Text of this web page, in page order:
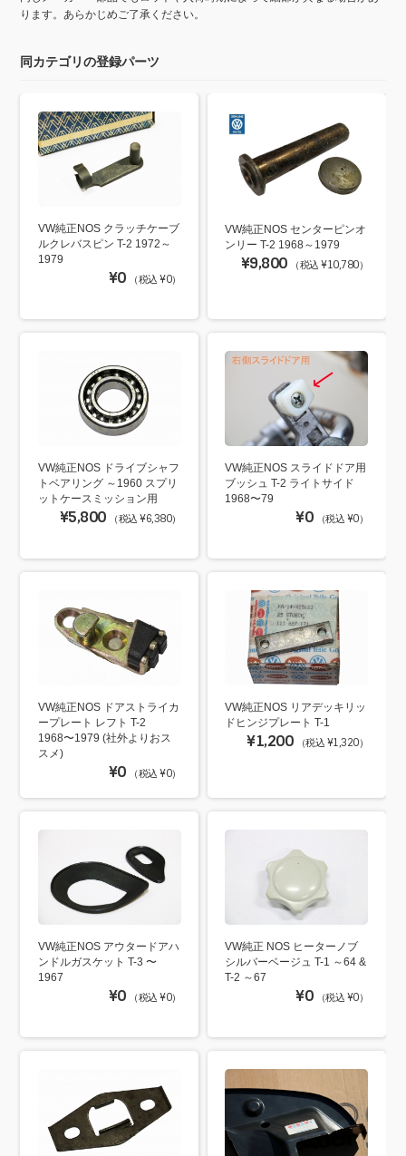
ります。あらかじめご了承ください。
同カテゴリの登録パーツ
VW純正NOS クラッチケーブ
ルクレバスピン T-2 1972～
1979
¥0 （税込 ¥0）
VW純正NOS センターピンオ
ンリー T-2 1968～1979
¥9,800 （税込 ¥10,780）
VW純正NOS ドライブシャフ
トベアリング ～1960 スプリ
ットケースミッション用
¥5,800 （税込 ¥6,380）
VW純正NOS スライドドア用
ブッシュ T-2 ライトサイド
1968〜79
¥0 （税込 ¥0）
VW純正NOS ドアストライカ
ープレート レフト T-2
1968〜1979 (社外よりおス
スメ)
¥0 （税込 ¥0）
VW純正NOS リアデッキリッ
ドヒンジプレート T-1
¥1,200 （税込 ¥1,320）
VW純正NOS アウタードアハ
ンドルガスケット T-3 〜
1967
¥0 （税込 ¥0）
VW純正 NOS ヒーターノブ
シルバーベージュ T-1 ～64 &
T-2 ～67
¥0 （税込 ¥0）